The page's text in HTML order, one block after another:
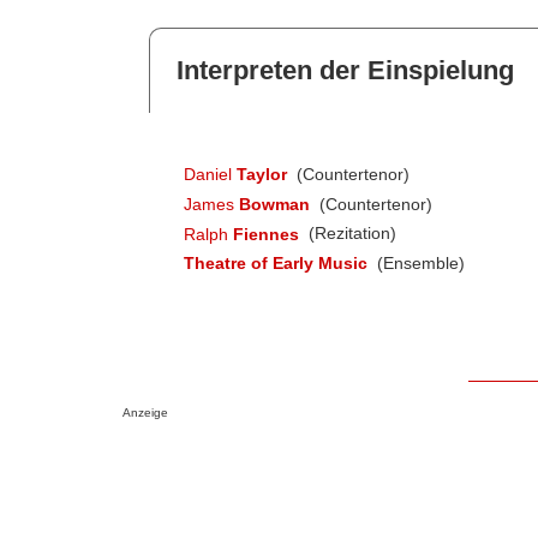
Interpreten der Einspielung
Daniel Taylor (Countertenor)
James Bowman
(Countertenor)
Ralph Fiennes (Rezitation)
Theatre of Early Music (Ensemble)
Anzeige